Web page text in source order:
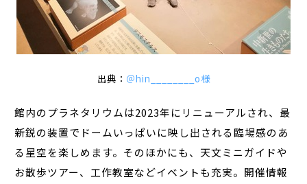
出典： ＠hin________o様
館内のプラネタリウムは2023年にリニューアルされ、最
新鋭の装置でドームいっぱいに映し出される臨場感のあ
る星空を楽しめます。そのほかにも、天文ミニガイドや
お散歩ツアー、工作教室などイベントも充実。開催情報